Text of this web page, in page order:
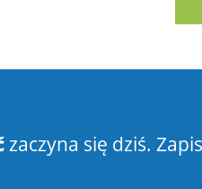
zaczyna się dziś.